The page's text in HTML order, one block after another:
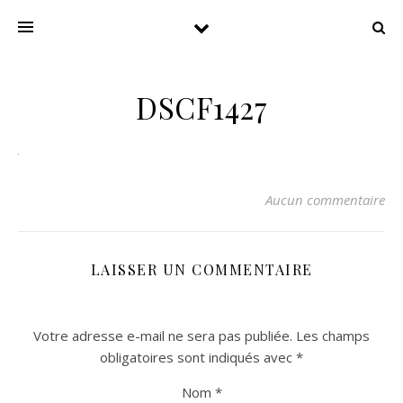
DSCF1427
Aucun commentaire
LAISSER UN COMMENTAIRE
Votre adresse e-mail ne sera pas publiée. Les champs
obligatoires sont indiqués avec *
Nom *